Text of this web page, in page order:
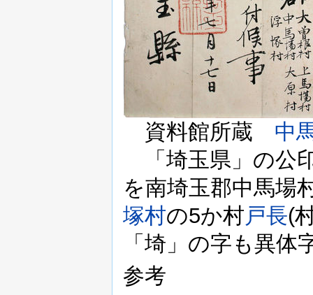
資料館所蔵 中
「埼玉県」の公
を南埼玉郡中馬場
塚村の5か村 戸長(
「埼」の字も異体
参考